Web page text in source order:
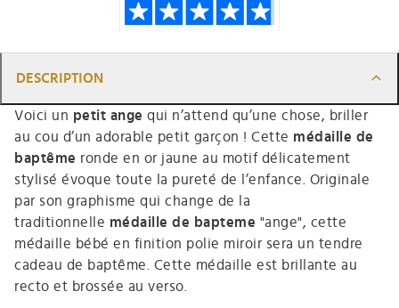
DESCRIPTION
Voici un petit ange qui n’attend qu’une chose, briller
au cou d’un adorable petit garçon ! Cette médaille de
baptême ronde en or jaune au motif délicatement
stylisé évoque toute la pureté de l’enfance. Originale
par son graphisme qui change de la
traditionnelle médaille de bapteme "ange", cette
médaille bébé en finition polie miroir sera un tendre
cadeau de baptême. Cette médaille est brillante au
recto et brossée au verso.